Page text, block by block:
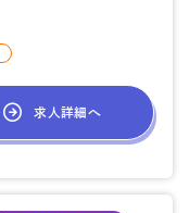
求人詳細へ